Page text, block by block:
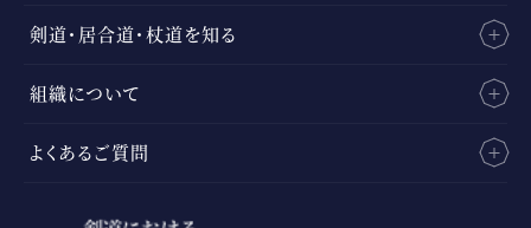
剣道・居合道・杖道を知る
組織について
よくあるご質問